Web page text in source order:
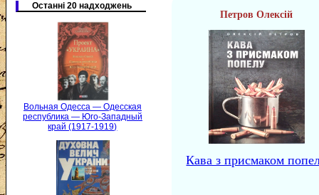
Останні 20 надходжень
Вольная Одесса — Одесская
республика — Юго-Западный
край (1917-1919)
Петров Олексій
Кава з присмаком